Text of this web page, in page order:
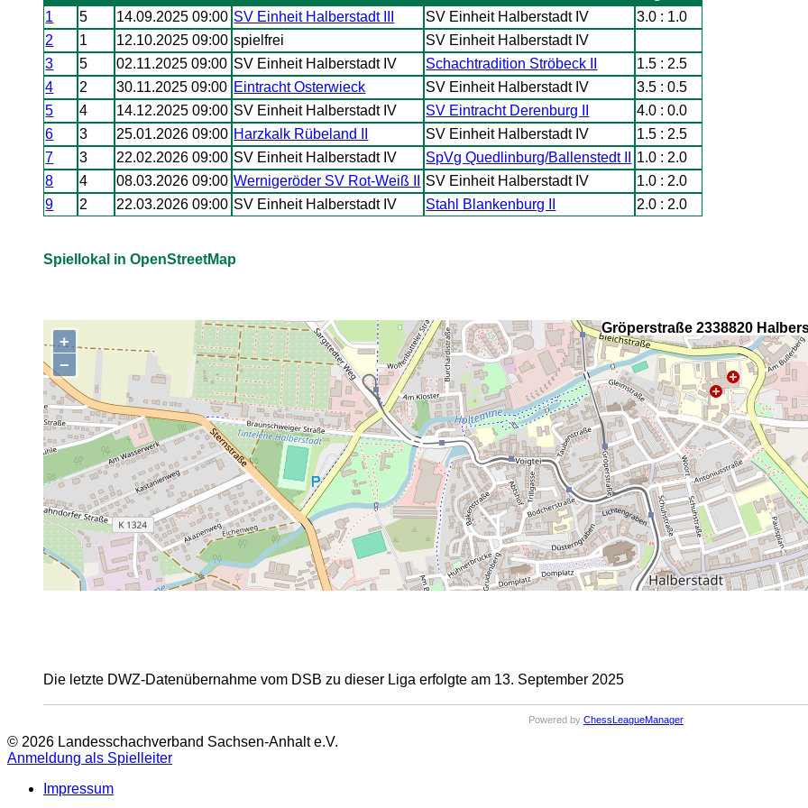
1
5 14.09.2025 09:00 SV Einheit Halberstadt III SV Einheit Halberstadt IV
3.0 : 1.0
2
1 12.10.2025 09:00 spielfrei
SV Einheit Halberstadt IV
3
5 02.11.2025 09:00 SV Einheit Halberstadt IV Schachtradition Ströbeck II
1.5 : 2.5
4
2 30.11.2025 09:00 Eintracht Osterwieck SV Einheit Halberstadt IV
3.5 : 0.5
5
4 14.12.2025 09:00 SV Einheit Halberstadt IV SV Eintracht Derenburg II
4.0 : 0.0
6
3 25.01.2026 09:00 Harzkalk Rübeland II SV Einheit Halberstadt IV
1.5 : 2.5
7
3 22.02.2026 09:00 SV Einheit Halberstadt IV SpVg Quedlinburg/Ballenstedt II
1.0 : 2.0
8
4 08.03.2026 09:00 Wernigeröder SV Rot-Weiß II SV Einheit Halberstadt IV
1.0 : 2.0
9
2 22.03.2026 09:00 SV Einheit Halberstadt IV Stahl Blankenburg II 2.0 : 2.0
Spiellokal in OpenStreetMap
+
−
Gröperstraße 2338820
,
Die letzte DWZ-Datenübernahme vom DSB zu dieser Liga erfolgte am 13. September 2025
Powered by ChessLeagueManager
© 2026 Landesschachverband Sachsen-Anhalt e.V.
Anmeldung als Spielleiter
Impressum